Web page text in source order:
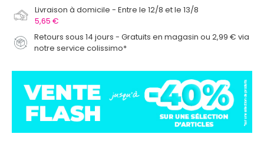
Livraison à domicile
Entre le 12/8 et le 13/8
5,65 €
Retours sous 14 jours - Gratuits en magasin ou 2,99 € via
notre service colissimo*